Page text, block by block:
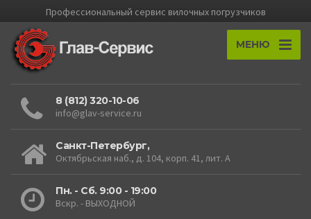
Профессиональный cервис вилочных погрузчиков
МЕНЮ
8 (812) 320-10-06
info@glav-service.ru
Санкт-Петербург,
Октябрьская наб., д. 104, корп. 41, лит. А
Пн. - Сб. 9:00 - 19:00
Вскр. - ВЫХОДНОЙ